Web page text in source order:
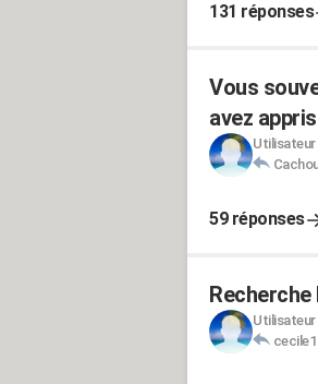
131 réponses
Vous
avez
Utilisateur
59 réponses
Recherche
Utilisateur
cecile1